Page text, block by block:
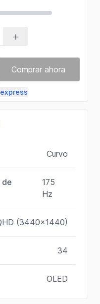
+
Curvo
de
175
Hz
(3440x1440)
34
OLED